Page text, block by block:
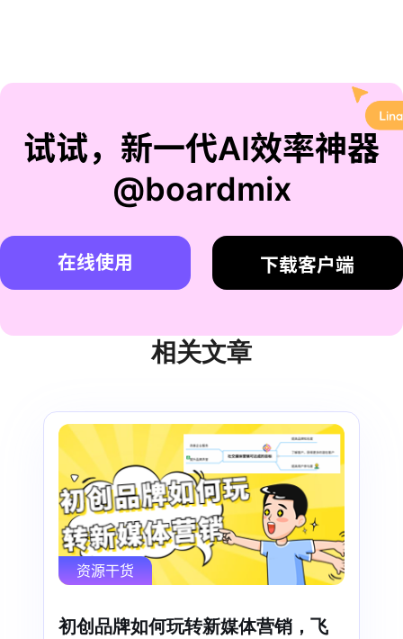
试试，新一代AI效率神器
@boardmix
在线使用 下载客户端
相关文章
资源干货
初创品牌如何玩转新媒体营销，飞